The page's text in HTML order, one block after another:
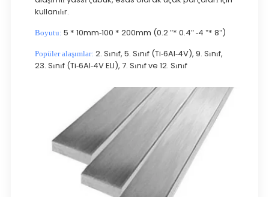
kullanılır.
Boyutu: 5 * 10mm-100 * 200mm (0.2 "* 0.4" -4 "* 8")
Popüler alaşımlar: 2. Sınıf, 5. Sınıf (Ti-6Al-4V), 9. Sınıf,
23. Sınıf (Ti-6Al-4V ELI), 7. Sınıf ve 12. Sınıf